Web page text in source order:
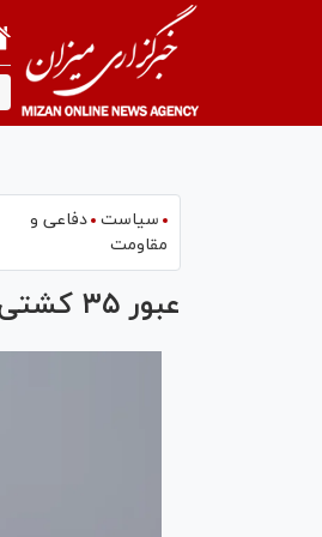
سیاست دفاعی و
مقاومت
عبور ۳۵ کشتی تجاری از تنگه هرمز با هماهنگی نیروی دریایی سپاه